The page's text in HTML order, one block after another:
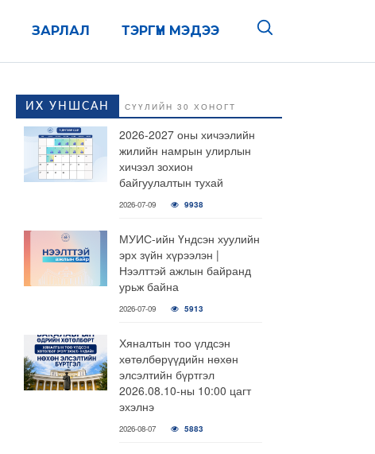
ТЭРГҮҮН МЭДЭЭ
ЗАРЛАЛ
ИХ УНШСАН СҮҮЛИЙН 30 ХОНОГТ
2026-2027 оны хичээлийн
жилийн намрын улирлын
хичээл зохион
байгуулалтын тухай
2026-07-09 9938
МУИС-ийн Үндсэн хуулийн
эрх зүйн хүрээлэн |
Нээлттэй ажлын байранд
урьж байна
2026-07-09 5913
Хяналтын тоо үлдсэн
хөтөлбөрүүдийн нөхөн
элсэлтийн бүртгэл
2026.08.10-ны 10:00 цагт
эхэлнэ
2026-08-07 5883